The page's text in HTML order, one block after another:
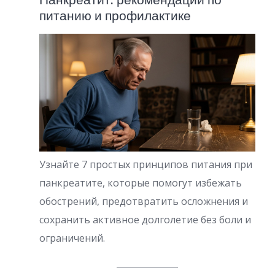
питанию и профилактике
Узнайте 7 простых принципов питания при
панкреатите, которые помогут избежать
обострений, предотвратить осложнения и
сохранить активное долголетие без боли и
ограничений.